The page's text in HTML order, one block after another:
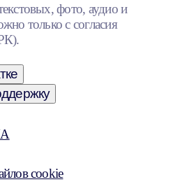
фото, аудио и
только с согласия
cookie